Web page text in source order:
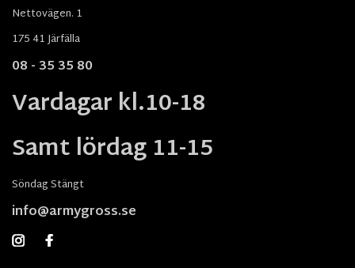
Nettovägen. 1
175 41 Järfälla
08 - 35 35 80
Vardagar kl.10-18
Samt lördag 11-15
Söndag Stängt
info@armygross.se